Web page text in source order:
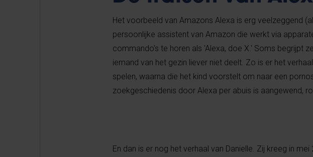
Het voorbeeld van Amazons Alexa is erg veelzeggend
persoonlijke assistent van Amazon die werkt via
commando's te horen als 'Alexa, doe X.' Soms begrijpt
iemand van het gezin liever niet deelt. Zo is er het
spelen, waarna die het kind voorstelt om naar een
zoekgeschiedenis door Alexa per abuis is aangewend,
En dan is er nog het verhaal van Danielle. Zij kreeg in